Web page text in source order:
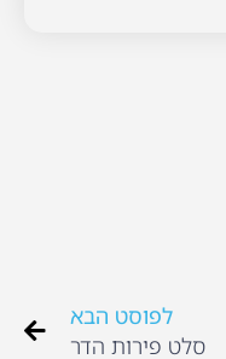
לפוסט הבא
סלט פירות הדר